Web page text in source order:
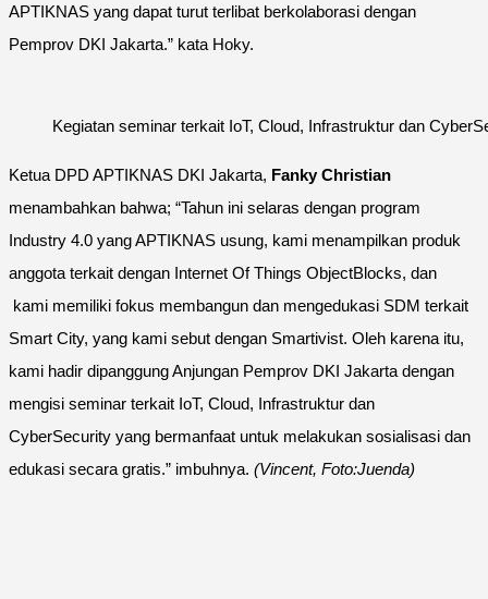
APTIKNAS yang dapat turut terlibat berkolaborasi dengan
Pemprov DKI Jakarta.” kata Hoky.
Kegiatan seminar terkait IoT, Cloud, Infrastruktur dan
Ketua DPD APTIKNAS DKI Jakarta, Fanky Christian
menambahkan bahwa; “Tahun ini selaras dengan program
Industry 4.0 yang APTIKNAS usung, kami menampilkan produk
anggota terkait dengan Internet Of Things ObjectBlocks, dan
kami memiliki fokus membangun dan mengedukasi SDM terkait
Smart City, yang kami sebut dengan Smartivist. Oleh karena itu,
kami hadir dipanggung Anjungan Pemprov DKI Jakarta dengan
mengisi seminar terkait IoT, Cloud, Infrastruktur dan
CyberSecurity yang bermanfaat untuk melakukan sosialisasi dan
edukasi secara gratis.” imbuhnya. (Vincent, Foto:Juenda)